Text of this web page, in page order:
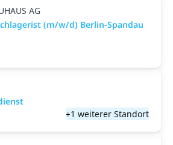
AG
(m/w/d) Berlin-Spandau
+1 weiterer Standort